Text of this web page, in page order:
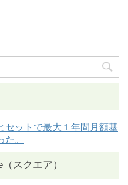
セットで最大１年間月額基
。
スクエア）